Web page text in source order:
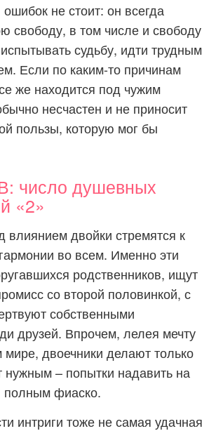
не стоит: он всегда
свободу, в том числе и свободу
судьбу, идти трудным
Если по каким-то причинам
же находится под чужим
несчастен и не приносит
пользы, которую мог бы
число душевных
«2»
двойки стремятся к
во всем. Именно эти
родственников, ищут
со второй половинкой, с
собственными
друзей. Впрочем, лелея мечту
двоечники делают только
нужным – попытки надавить на
полным фиаско.
интриги тоже не самая удачная